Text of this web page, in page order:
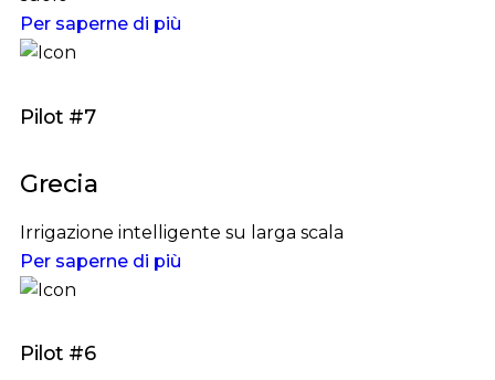
Per saperne di più
Pilot #7
Grecia
Irrigazione intelligente su larga scala
Per saperne di più
Pilot #6